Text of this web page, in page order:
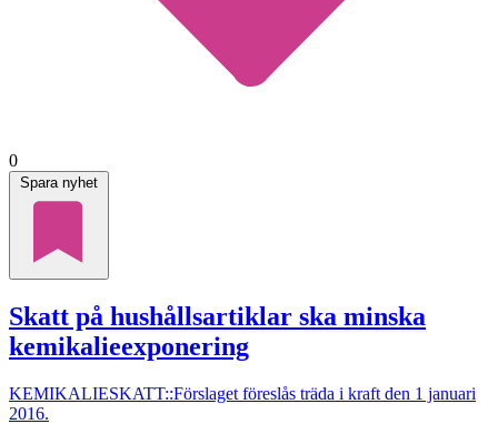
0
Spara nyhet
Skatt på hushållsartiklar ska minska
kemikalieexponering
KEMIKALIESKATT::Förslaget föreslås träda i kraft den 1 januari
2016.